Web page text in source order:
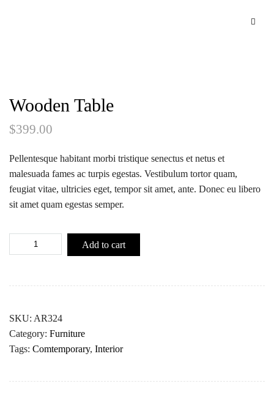
Wooden Table
$399.00
Pellentesque habitant morbi tristique senectus et netus et
malesuada fames ac turpis egestas. Vestibulum tortor quam,
feugiat vitae, ultricies eget, tempor sit amet, ante. Donec eu libero
sit amet quam egestas semper.
Add to cart
SKU: AR324
Category: Furniture
Tags: Comtemporary, Interior